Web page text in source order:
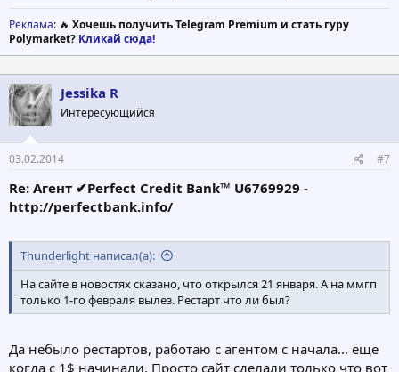
Реклама: 🔥 Хочешь получить Telegram Premium и стать гуру
Polymarket? Кликай сюда!
Jessika R
Интересующийся
03.02.2014 #7
Re: Агент ✔Perfect Credit Bank™ U6769929 -
http://perfectbank.info/
Thunderlight написал(а):
На сайте в новостях сказано, что открылся 21 января. А на ммгп
только 1-го февраля вылез. Рестарт что ли был?
Да небыло рестартов, работаю с агентом с начала... еще
когда с 1$ начинали. Просто сайт сделали только что вот